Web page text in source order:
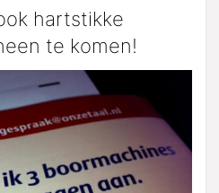
hartstikke
te komen!